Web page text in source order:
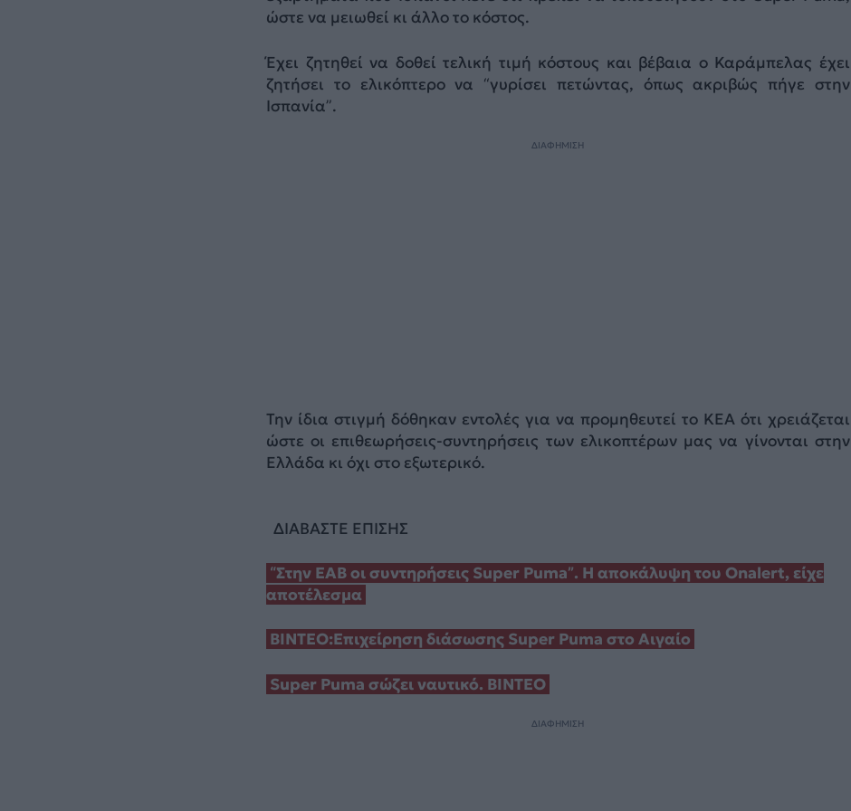
ώστε να μειωθεί κι άλλο το κόστος.
Έχει ζητηθεί να δοθεί τελική τιμή κόστους και βέβαια ο Καράμπελας έχει
ζητήσει το ελικόπτερο να “γυρίσει πετώντας, όπως ακριβώς πήγε στην
Ισπανία”.
ΔΙΑΦΗΜΙΣΗ
Την ίδια στιγμή δόθηκαν εντολές για να προμηθευτεί το ΚΕΑ ότι χρειάζεται
ώστε οι επιθεωρήσεις-συντηρήσεις των ελικοπτέρων μας να γίνονται στην
Ελλάδα κι όχι στο εξωτερικό.
ΔΙΑΒΑΣΤΕ ΕΠΙΣΗΣ
“Στην ΕΑΒ οι συντηρήσεις Super Puma”. Η αποκάλυψη του Onalert, είχε
αποτέλεσμα
ΒΙΝΤΕΟ:Επιχείρηση διάσωσης Super Puma στο Αιγαίο
Super Puma σώζει ναυτικό. ΒΙΝΤΕΟ
ΔΙΑΦΗΜΙΣΗ